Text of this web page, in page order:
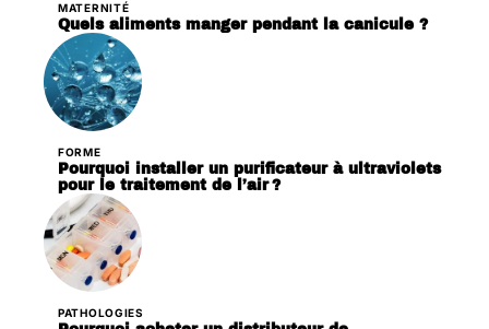
MATERNITÉ
Quels aliments manger pendant la canicule ?
FORME
Pourquoi installer un purificateur à ultraviolets
pour le traitement de l’air ?
PATHOLOGIES